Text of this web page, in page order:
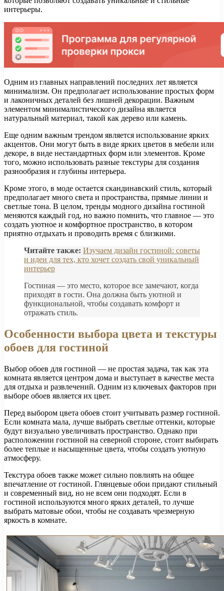
интерьеры.
Одним из главных направлений последних лет является
минимализм. Он предполагает использование простых форм
и лаконичных деталей без лишней декорации. Важным
элементом минималистического дизайна является
натуральный материал, такой как дерево или камень.
Еще одним важным трендом является использование ярких
акцентов. Они могут быть в виде ярких цветов в мебели или
декоре, в виде нестандартных форм или элементов. Кроме
того, можно использовать разные текстуры для создания
разнообразия и глубины интерьера.
Кроме этого, в моде остается скандинавский стиль, который
предполагает много света и пространства, прямые линии и
светлые тона. В целом, тренды модного дизайна гостиной
меняются каждый год, но важно помнить, что главное — это
создать уютное и комфортное пространство, в котором
приятно отдыхать и проводить время с близкими.
Читайте также: Изучаем дизайн гостиной: советы
и идеи для тех, кто хочет создать свой уникальный
интерьер
Гостиная — это место, которое все замечают, когда
приходят в гости. Она должна быть уютной и
функциональной, чтобы создавать комфорт и
отражать стиль.
Особенности выбора цвета и текстуры
обоев для гостиной
Выбор обоев для гостиной — не простая задача, так как эта
комната является центром дома и выступает в качестве места
для отдыха и развлечений. Одним из ключевых факторов при
выборе обоев является их цвет.
Перед выбором цвета обоев стоит учитывать размер гостиной.
Если комната мала, лучше выбрать светлые оттенки, которые
будут визуально увеличивать пространство. Однако при
расположении гостиной на северной стороне, стоит выбирать
более теплые и насыщенные цвета, чтобы создать уютную
атмосферу.
Текстура обоев также может сильно повлиять на общее
впечатление от гостиной. Глянцевые обои придают стильный
и современный вид, но не всем они подходят. Если в
гостиной используются много ярких деталей, то лучше
выбрать матовые обои, чтобы не создавать чрезмерную
яркость в комнате.